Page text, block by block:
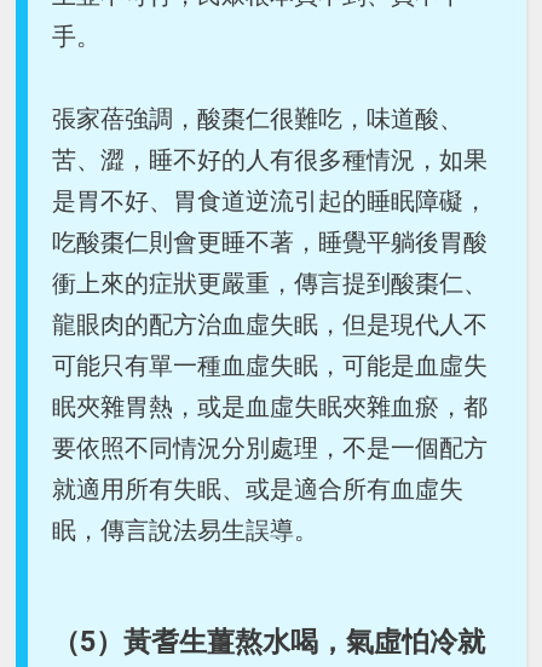
手。
張家蓓強調，酸棗仁很難吃，味道酸、
苦、澀，睡不好的人有很多種情況，如果
是胃不好、胃食道逆流引起的睡眠障礙，
吃酸棗仁則會更睡不著，睡覺平躺後胃酸
衝上來的症狀更嚴重，傳言提到酸棗仁、
龍眼肉的配方治血虛失眠，但是現代人不
可能只有單一種血虛失眠，可能是血虛失
眠夾雜胃熱，或是血虛失眠夾雜血瘀，都
要依照不同情況分別處理，不是一個配方
就適用所有失眠、或是適合所有血虛失
眠，傳言說法易生誤導。
（5）黃耆生薑熬水喝，氣虛怕冷就